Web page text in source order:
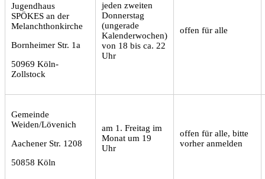
Jugendhaus
SPÖKES an der
Melanchthonkirche
Bornheimer Str. 1a
50969 Köln-
Zollstock
jeden zweiten
Donnerstag
(ungerade
Kalenderwochen)
von 18 bis ca. 22
Uhr
offen für alle
Gemeinde
Weiden/Lövenich
Aachener Str. 1208
50858 Köln
am 1. Freitag im
Monat um 19
Uhr
offen für alle, bitte
vorher anmelden